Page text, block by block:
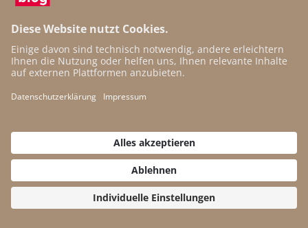
Tanten“: Wie sich
Kindergartenpersonal und
Gewerkschaften für
bessere